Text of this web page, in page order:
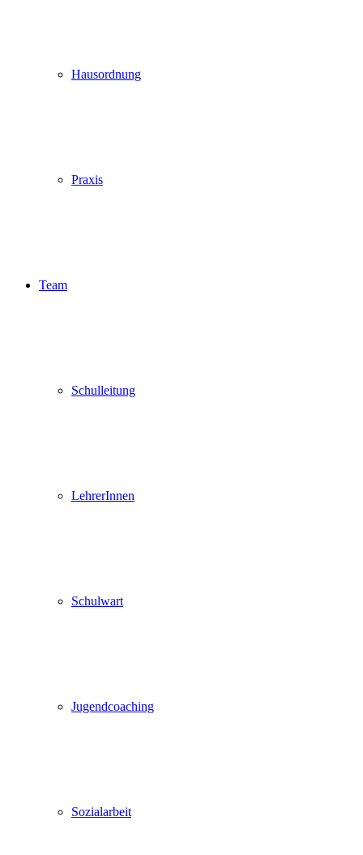
Hausordnung
Praxis
Team
Schulleitung
LehrerInnen
Schulwart
Jugendcoaching
Sozialarbeit